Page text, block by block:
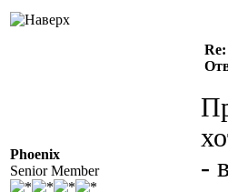
Phoenix
Senior Member
-